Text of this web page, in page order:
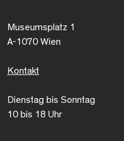
Museumsplatz 1
A-1070 Wien
Kontakt
Dienstag bis Sonntag
10 bis 18 Uhr